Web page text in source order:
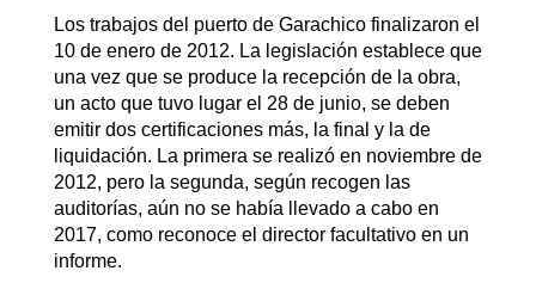
Los trabajos del puerto de Garachico finalizaron el
10 de enero de 2012. La legislación establece que
una vez que se produce la recepción de la obra,
un acto que tuvo lugar el 28 de junio, se deben
emitir dos certificaciones más, la final y la de
liquidación. La primera se realizó en noviembre de
2012, pero la segunda, según recogen las
auditorías, aún no se había llevado a cabo en
2017, como reconoce el director facultativo en un
informe.